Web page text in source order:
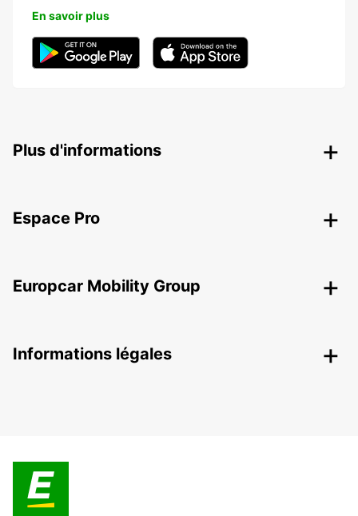
En savoir plus
Plus d'informations
Espace Pro
Europcar Mobility Group
Informations légales